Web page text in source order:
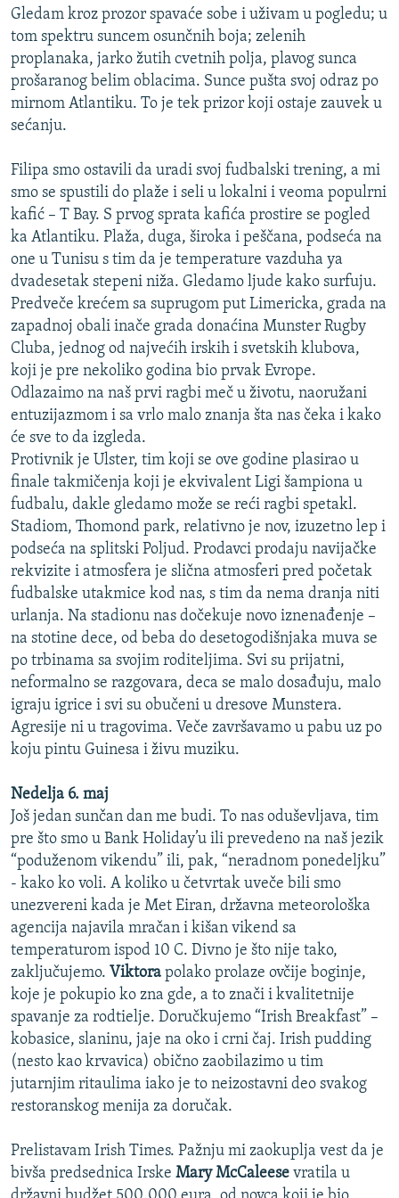
Gledam kroz prozor spavaće sobe i uživam u pogledu; u
tom spektru suncem osunčnih boja; zelenih
proplanaka, jarko žutih cvetnih polja, plavog sunca
prošaranog belim oblacima. Sunce pušta svoj odraz po
mirnom Atlantiku. To je tek prizor koji ostaje zauvek u
sećanju.
Filipa smo ostavili da uradi svoj fudbalski trening, a mi
smo se spustili do plaže i seli u lokalni i veoma populrni
kafić – T Bay. S prvog sprata kafića prostire se pogled
ka Atlantiku. Plaža, duga, široka i peščana, podseća na
one u Tunisu s tim da je temperature vazduha ya
dvadesetak stepeni niža. Gledamo ljude kako surfuju.
Predveče krećem sa suprugom put Limericka, grada na
zapadnoj obali inače grada donaćina Munster Rugby
Cluba, jednog od najvećih irskih i svetskih klubova,
koji je pre nekoliko godina bio prvak Evrope.
Odlazaimo na naš prvi ragbi meč u životu, naoružani
entuzijazmom i sa vrlo malo znanja šta nas čeka i kako
će sve to da izgleda.
Protivnik je Ulster, tim koji se ove godine plasirao u
finale takmičenja koji je ekvivalent Ligi šampiona u
fudbalu, dakle gledamo može se reći ragbi spetakl.
Stadiom, Thomond park, relativno je nov, izuzetno lep i
podseća na splitski Poljud. Prodavci prodaju navijačke
rekvizite i atmosfera je slična atmosferi pred početak
fudbalske utakmice kod nas, s tim da nema dranja niti
urlanja. Na stadionu nas dočekuje novo iznenađenje –
na stotine dece, od beba do desetogodišnjaka muva se
po trbinama sa svojim roditeljima. Svi su prijatni,
neformalno se razgovara, deca se malo dosađuju, malo
igraju igrice i svi su obučeni u dresove Munstera.
Agresije ni u tragovima. Veče završavamo u pabu uz po
koju pintu Guinesa i živu muziku.
Nedelja 6. maj
Još jedan sunčan dan me budi. To nas oduševljava, tim
pre što smo u Bank Holiday’u ili prevedeno na naš jezik
“poduženom vikendu” ili, pak, “neradnom ponedeljku”
- kako ko voli. A koliko u četvrtak uveče bili smo
unezvereni kada je Met Eiran, državna meteorološka
agencija najavila mračan i kišan vikend sa
temperaturom ispod 10 C. Divno je što nije tako,
zaključujemo. Viktora polako prolaze ovčije boginje,
koje je pokupio ko zna gde, a to znači i kvalitetnije
spavanje za rodtielje. Doručkujemo “Irish Breakfast” –
kobasice, slaninu, jaje na oko i crni čaj. Irish pudding
(nesto kao krvavica) obično zaobilazimo u tim
jutarnjim ritaulima iako je to neizostavni deo svakog
restoranskog menija za doručak.
Prelistavam Irish Times. Pažnju mi zaokuplja vest da je
bivša predsednica Irske Mary McCaleese vratila u